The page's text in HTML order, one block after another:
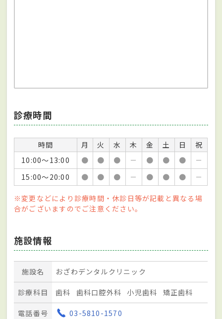
診療時間
時間 月 火 水 木 金 土 日
祝
10:00～13:00
● ● ● － ● ● ●
－
15:00～20:00
● ● ● － ● ● ● －
※変更などにより診療時間・休診日等が記載と異なる場
合がございますのでご注意ください。
施設情報
施設名 おざわデンタルクリニック
診療科目 歯科 歯科口腔外科 小児歯科 矯正歯科
電話番号 03-5810-1570